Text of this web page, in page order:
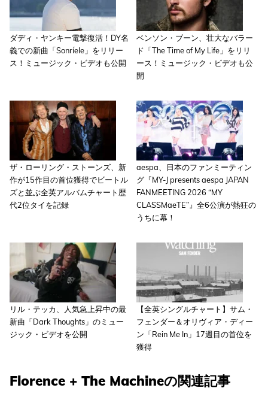
ダディ・ヤンキー電撃復活！DY名
義での新曲「Sonríele」をリリー
ス！ミュージック・ビデオも公開
ベンソン・ブーン、壮大なバラー
ド「The Time of My Life」をリリ
ース！ミュージック・ビデオも公
開
ザ・ローリング・ストーンズ、新
作が15作目の首位獲得でビートル
ズと並ぶ全英アルバムチャート歴
代2位タイを記録
aespa、日本のファンミーティン
グ『MY-J presents aespa JAPAN
FANMEETING 2026 “MY
CLASSMaeTE”』全6公演が熱狂の
うちに幕！
リル・テッカ、人気急上昇中の最
新曲「Dark Thoughts」のミュー
ジック・ビデオを公開
【全英シングルチャート】サム・
フェンダー＆オリヴィア・ディー
ン「Rein Me In」17週目の首位を
獲得
Florence + The Machineの関連記事